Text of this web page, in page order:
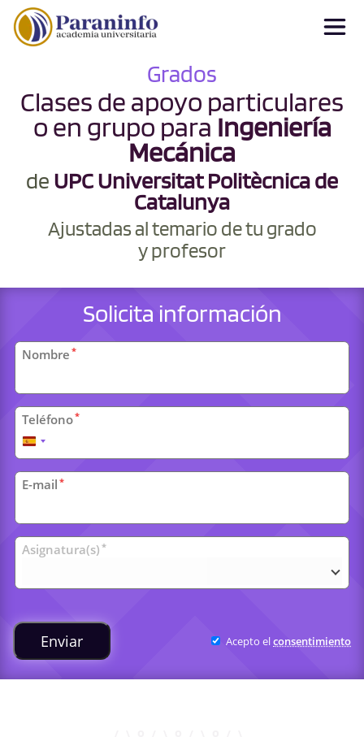
Grados
Clases de apoyo particulares
o en grupo para Ingeniería
Mecánica
de UPC Universitat Politècnica de
Catalunya
Ajustadas al temario de tu grado
y profesor
Solicita información
Datos
personales
Nombre *
Teléfono*
España
+34
E-mail *
Clases
universitarias
Asignatura(s) *
Enviar Acepto elconsentimiento